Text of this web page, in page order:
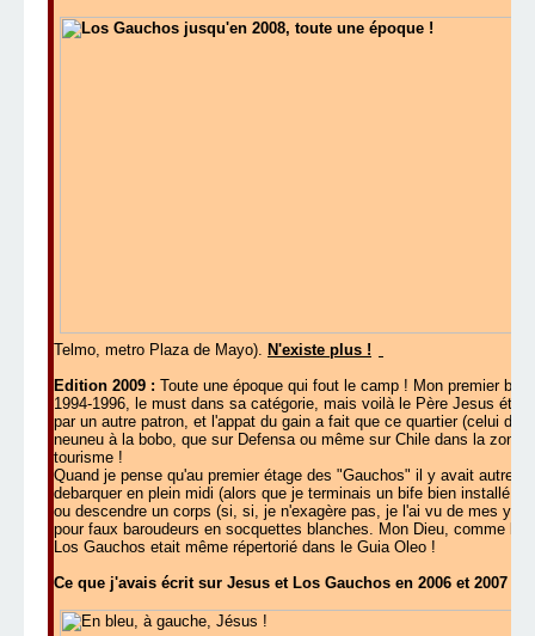
Telmo, metro Plaza de Mayo). N'existe plus !
Edition 2009 : Toute une époque qui fout le camp ! Mon premier
1994-1996, le must dans sa catégorie, mais voilà le Père Jesus
par un autre patron, et l'appat du gain a fait que ce quartier (celui de
neuneu à la bobo, que sur Defensa ou même sur Chile dans la zone
tourisme !
Quand je pense qu'au premier étage des "Gauchos" il y avait
debarquer en plein midi (alors que je terminais un bife bien installé à
ou descendre un corps (si, si, je n'exagère pas, je l'ai vu de mes
pour faux baroudeurs en socquettes blanches. Mon Dieu, comme
Los Gauchos etait même répertorié dans le Guia Oleo !
Ce que j'avais écrit sur Jesus et Los Gauchos en 2006 et 2007 :